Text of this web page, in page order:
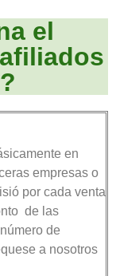
el
en
empresas o
por cada venta
de las
de
a nosotros